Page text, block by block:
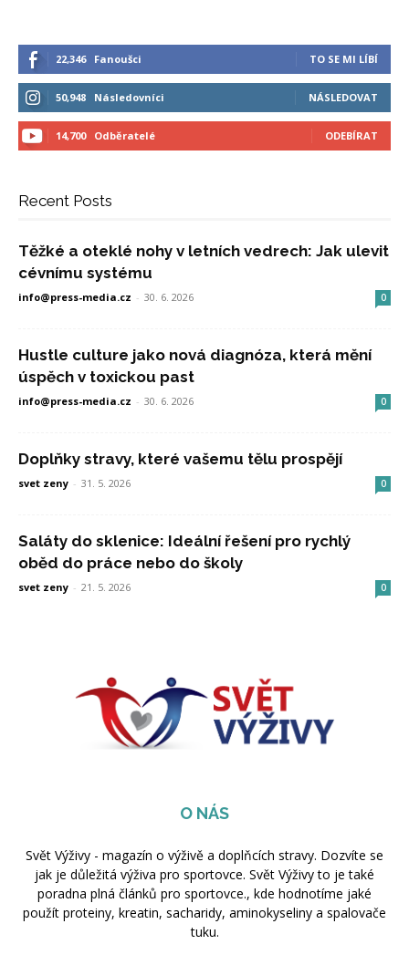
22,346 Fanoušci TO SE MI LÍBÍ
50,948 Následovníci NÁSLEDOVAT
14,700 Odběratelé ODEBÍRAT
Recent Posts
Těžké a oteklé nohy v letních vedrech: Jak ulevit
cévnímu systému
info@press-media.cz - 30. 6. 2026 0
Hustle culture jako nová diagnóza, která mění
úspěch v toxickou past
info@press-media.cz - 30. 6. 2026 0
Doplňky stravy, které vašemu tělu prospějí
svet zeny - 31. 5. 2026 0
Saláty do sklenice: Ideální řešení pro rychlý
oběd do práce nebo do školy
svet zeny - 21. 5. 2026 0
O NÁS
Svět Výživy - magazín o výživě a doplňcích stravy. Dozvíte se
jak je důležitá výživa pro sportovce. Svět Výživy to je také
poradna plná článků pro sportovce., kde hodnotíme jaké
použít proteiny, kreatin, sacharidy, aminokyseliny a spalovače
tuku.